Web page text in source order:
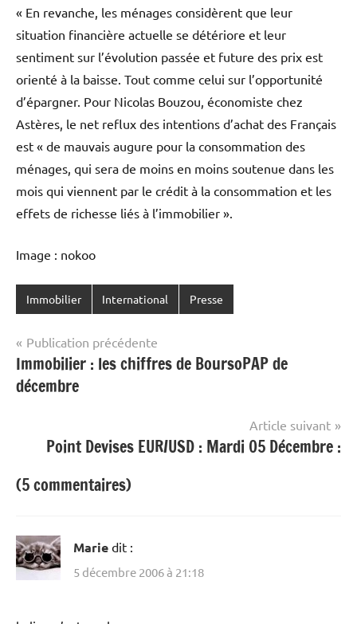
« En revanche, les ménages considèrent que leur
situation financière actuelle se détériore et leur
sentiment sur l’évolution passée et future des prix est
orienté à la baisse. Tout comme celui sur l’opportunité
d’épargner. Pour Nicolas Bouzou, économiste chez
Astères, le net reflux des intentions d’achat des Français
est « de mauvais augure pour la consommation des
ménages, qui sera de moins en moins soutenue dans les
mois qui viennent par le crédit à la consommation et les
effets de richesse liés à l’immobilier ».
Image : nokoo
Immobilier International Presse
Navigation
de
l’article
Publication précédente
Immobilier : les chiffres de BoursoPAP de
décembre
Article suivant
Point Devises EUR/USD : Mardi 05 Décembre :
(5 commentaires)
Marie dit :
5 décembre 2006 à 21:18